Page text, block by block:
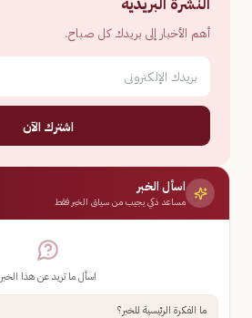
النشرة البريدية
أهم الأخبار إلى بريدك كل صباح.
اشترك الآن
اسأل الخبر
مساعد ذكي يجيب من سياق الخبر فقط
اسأل ما تريد عن هذا الخبر
ما الفكرة الرئيسية للخبر؟